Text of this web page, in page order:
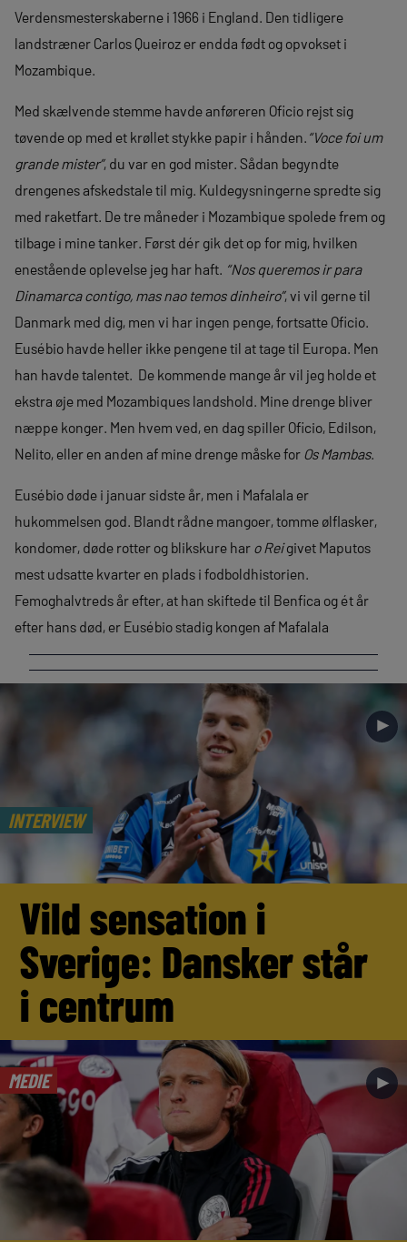
Verdensmesterskaberne i 1966 i England. Den tidligere
landstræner Carlos Queiroz er endda født og opvokset i
Mozambique.
Med skælvende stemme havde anføreren Oficio rejst sig
tøvende op med et krøllet stykke papir i hånden. “Voce foi um
grande mister”, du var en god mister. Sådan begyndte
drengenes afskedstale til mig. Kuldegysningerne spredte sig
med raketfart. De tre måneder i Mozambique spolede frem og
tilbage i mine tanker. Først dér gik det op for mig, hvilken
enestående oplevelse jeg har haft. “Nos queremos ir para
Dinamarca contigo, mas nao temos dinheiro”, vi vil gerne til
Danmark med dig, men vi har ingen penge, fortsatte Oficio.
Eusébio havde heller ikke pengene til at tage til Europa. Men
han havde talentet. De kommende mange år vil jeg holde et
ekstra øje med Mozambiques landshold. Mine drenge bliver
næppe konger. Men hvem ved, en dag spiller Oficio, Edilson,
Nelito, eller en anden af mine drenge måske for Os Mambas.
Eusébio døde i januar sidste år, men i Mafalala er
hukommelsen god. Blandt rådne mangoer, tomme ølflasker,
kondomer, døde rotter og blikskure har o Reigivet Maputos
mest udsatte kvarter en plads i fodboldhistorien.
Femoghalvtreds år efter, at han skiftede til Benfica og ét år
efter hans død, er Eusébio stadig kongen af Mafalala
INTERVIEW
►
Vild sensation i
Sverige: Dansker står
i centrum
MEDIE ►